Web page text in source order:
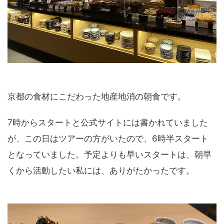
京都の食材にこだわった地産地消の朝食です。
7時からスタートと公式サイトには書かれていました
が、この日はツアーの方がいたので、6時半スタート
となっていました。予定よりも早いスタートは、朝早
くから活動したい私には、ありがたかったです。